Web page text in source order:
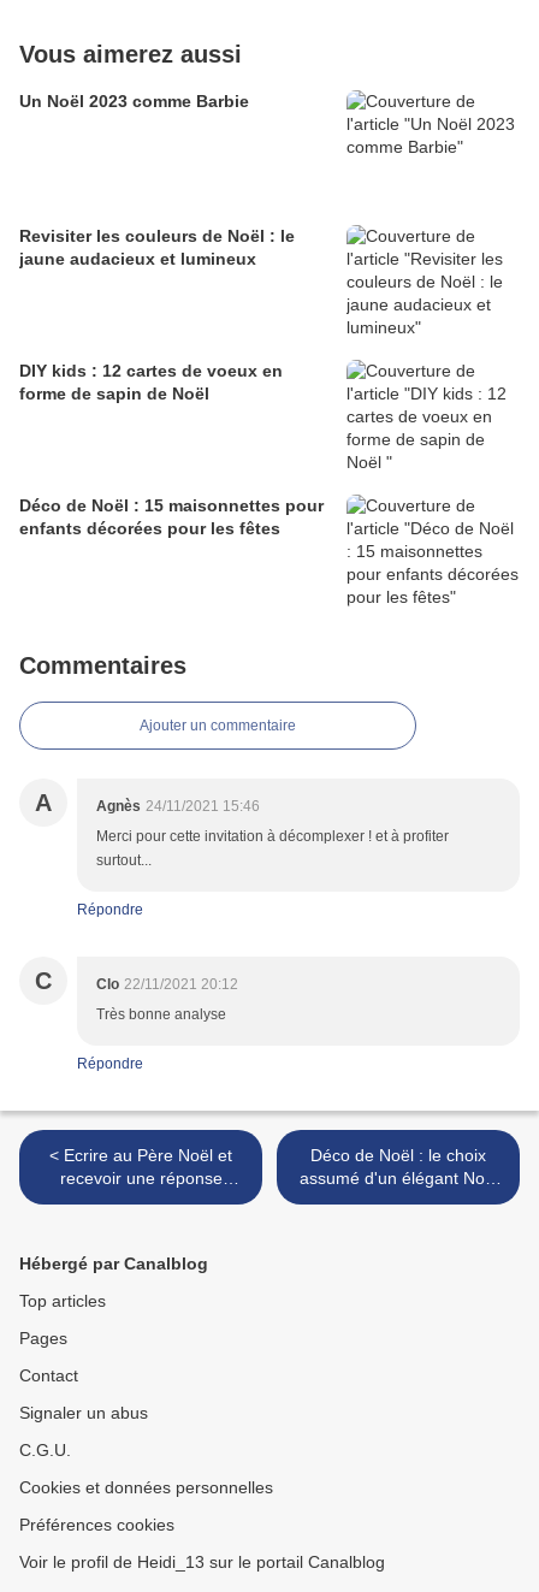
Vous aimerez aussi
Un Noël 2023 comme Barbie
Revisiter les couleurs de Noël : le
jaune audacieux et lumineux
DIY kids : 12 cartes de voeux en
forme de sapin de Noël
Déco de Noël : 15 maisonnettes pour
enfants décorées pour les fêtes
Commentaires
Ajouter un commentaire
A Agnès 24/11/2021 15:46
Merci pour cette invitation à décomplexer ! et à profiter
surtout...
Répondre
C Clo 22/11/2021 20:12
Très bonne analyse
Répondre
< Ecrire au Père Noël et
recevoir une réponse
gratuite : le service postal et
Déco de Noël : le choix
assumé d'un élégant Noël
tout en noir >
Hébergé par Canalblog
Top articles
Pages
Contact
Signaler un abus
C.G.U.
Cookies et données personnelles
Préférences cookies
Voir le profil de Heidi_13 sur le portail Canalblog